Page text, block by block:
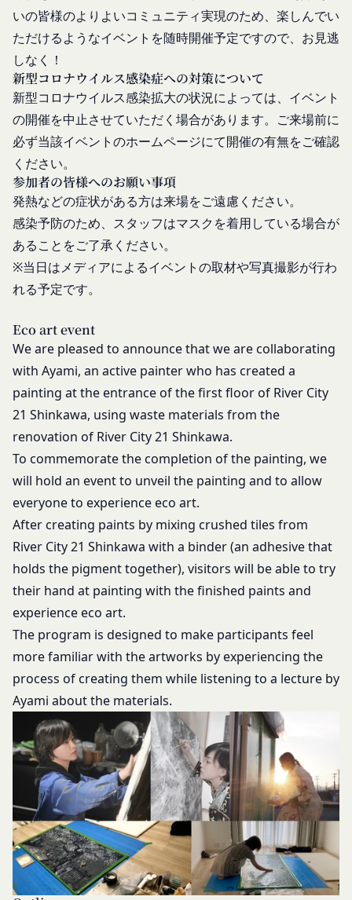
いの皆様のよりよいコミュニティ実現のため、楽しんでい
ただけるようなイベントを随時開催予定ですので、お見逃
しなく！
新型コロナウイルス感染症への対策について
新型コロナウイルス感染拡大の状況によっては、イベント
の開催を中止させていただく場合があります。ご来場前に
必ず当該イベントのホームページにて開催の有無をご確認
ください。
参加者の皆様へのお願い事項
発熱などの症状がある方は来場をご遠慮ください。
感染予防のため、スタッフはマスクを着用している場合が
あることをご了承ください。
※当日はメディアによるイベントの取材や写真撮影が行わ
れる予定です。
Eco art event
We are pleased to announce that we are collaborating
with Ayami, an active painter who has created a
painting at the entrance of the first floor of River City
21 Shinkawa, using waste materials from the
renovation of River City 21 Shinkawa.
To commemorate the completion of the painting, we
will hold an event to unveil the painting and to allow
everyone to experience eco art.
After creating paints by mixing crushed tiles from
River City 21 Shinkawa with a binder (an adhesive that
holds the pigment together), visitors will be able to try
their hand at painting with the finished paints and
experience eco art.
The program is designed to make participants feel
more familiar with the artworks by experiencing the
process of creating them while listening to a lecture by
Ayami about the materials.
目的の如何を問わず、本サービスのコンテンツその
他掲載内容の全部または一部を権利者の許可なく使
用（複製、改変、転用、転送、配布、掲示、販売、
出版など）する行為は固く禁止します。
会員は、前2項の規定に違反して第三者との間で問
題が生じた場合、自己の責任と費用においてかかる
問題を解決するとともに当社に何等の損害、損失ま
たは不利益等を与えないものとします。
第10条（会員が提供する提供物に関する知的財産権
等）
当社所定の方法により会員が提供する商品レビュ
ー、画像データその他一切の提供物（以下、これら
をまとめて「提供物」といいます。）に関する知的
財産権等の権利は、従前どおり会員が保持するもの
とし、当社がかかる権利を取得することはありませ
ん。
し、無償、地域無限定、非独占的、サブライセンス
可能かつ譲渡可能な使用、複製、配布、派生著作物
の作成、表示および実行（以下「使用等」といいま
す。）に関する権利を付与するものとします。
会員は、提供物について、自らが使用等についての
適法な権利を有していることおよび提供物が第三者
の権利を侵害していないことについて保証するもの
会員は、当社および当社から提供物の権利を承継し
または使用許諾を受けた第三者に対して、著作者人
格権を行使しないことをあらかじめ承諾するものと
します。
第11条（通知・連絡）
当社は、本サービスの利用に関して、書面の送付、
電子メールの送信、当社ウェブサイト上における掲
を行うことができるものとし、会員はこれに同意す
るものとします。
当社は、前項に定める通知を書面の送付、電子メー
ルの送信によって行う場合、会員が申込時（変更手
続きを行った場合は、当該変更時とします。）に届
け出た連絡先に対して通知を行えば足りるものと
し、当該通知は通常到達すべき時に会員に到達した
ものとみなします。
当社は、本条第１項の通知を当社ウェブサイト上に
おける掲示の方法によって行う場合、当該通知が当
社ウェブサイト上に掲示され、会員が当社ウェブサ
イトにアクセスすることによって当該通知を閲覧す
ることが可能となったときをもって会員への通知が